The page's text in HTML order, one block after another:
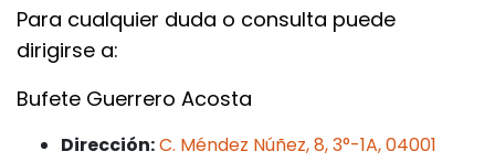
Para cualquier duda o consulta puede
dirigirse a:
Bufete Guerrero Acosta
Dirección:C. Méndez Núñez, 8, 3°-1A, 04001